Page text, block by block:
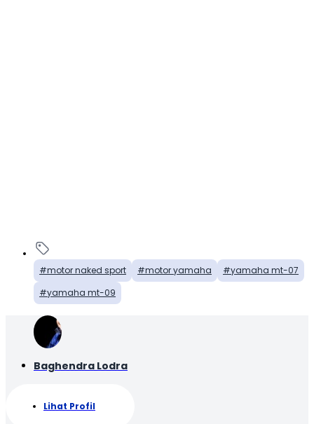
motor naked sport motor yamaha
yamaha mt-07
yamaha mt-09
Baghendra Lodra
Lihat Profil